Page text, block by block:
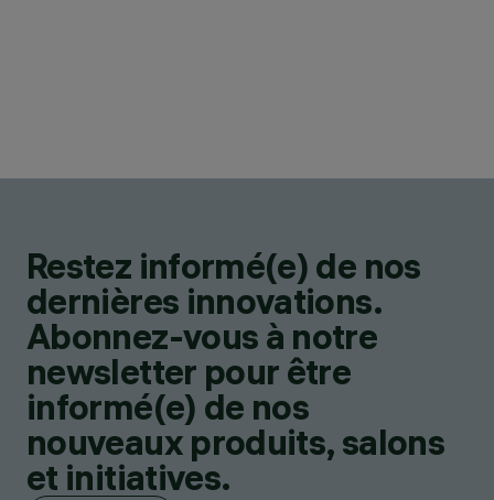
Restez informé(e) de nos
dernières innovations.
Abonnez-vous à notre
newsletter pour être
informé(e) de nos
nouveaux produits, salons
et initiatives.